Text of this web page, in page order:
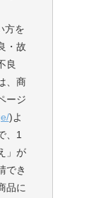
方を
・故
良
、商
ージ
)よ
、1
」が
でき
品に